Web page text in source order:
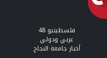
فلسطينيو 48
عربي ودولي
أخبار جامعة النجاح